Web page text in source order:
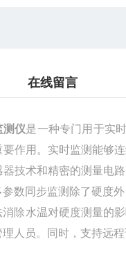
在线留言
测仪是一种专门用于实
作用。实时监测能够
技术和精密的测量电
参数同步监测除了硬度
消除水温对硬度测量的
人员。同时，支持远